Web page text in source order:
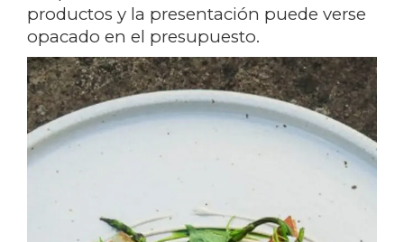
productos y la presentación puede verse
opacado en el presupuesto.